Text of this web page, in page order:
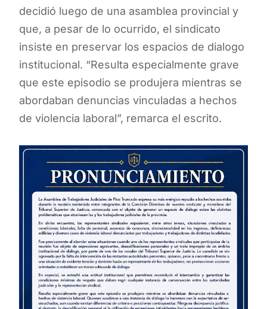
decidió luego de una asamblea provincial y
que, a pesar de lo ocurrido, el sindicato
insiste en preservar los espacios de dialogo
institucional. “Resulta especialmente grave
que este episodio se produjera mientras se
abordaban denuncias vinculadas a hechos
de violencia laboral”, remarca el escrito.